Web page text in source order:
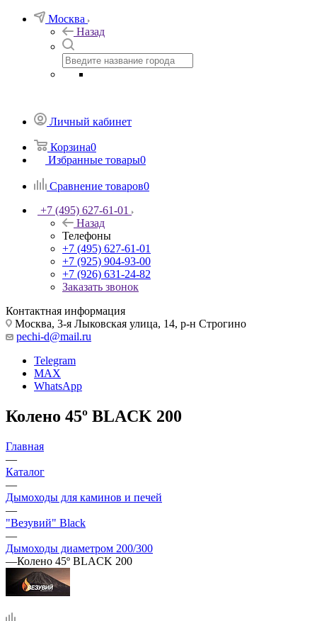
Москва
Назад
Личный кабинет
Корзина0
Избранные товары0
Сравнение товаров0
+7 (495) 627-61-01
Назад
Телефоны
+7 (495) 627-61-01
+7 (925) 904-93-00
+7 (926) 631-24-82
Заказать звонок
Контактная информация
Москва, 3-я Лыковская улица, 14, р-н Строгино
pechi-d@mail.ru
Telegram
MAX
WhatsApp
Колено 45º BLACK 200
Главная
—
Каталог
—
Дымоходы для каминов и печей
—
"Везувий" Black
—
Дымоходы диаметром 200/300
—Колено 45º BLACK 200